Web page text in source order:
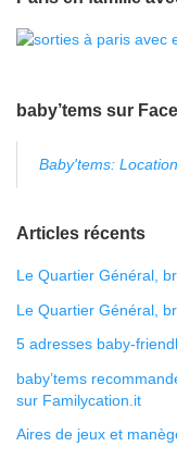
baby’tems sur
Baby'tems:
Articles récents
Le Quartier Général,
Le Quartier Général,
5 adresses baby-
baby’tems
sur Familycation.it
Aires de jeux et